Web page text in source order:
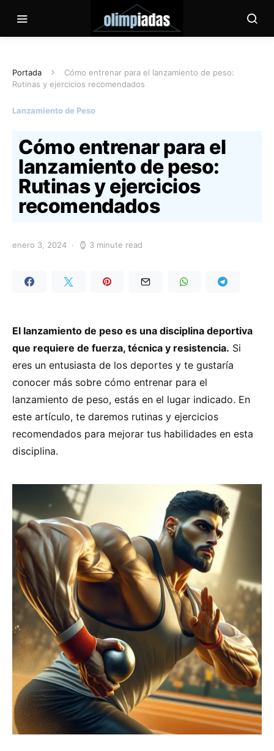
Portada
Cómo entrenar para el lanzamiento de peso:
Rutinas y ejercicios recomendados
Lanzamiento de Peso
Cómo entrenar para el
lanzamiento de peso:
Rutinas y ejercicios
recomendados
enero 3, 2024 3 minute read
El lanzamiento de peso es una disciplina deportiva
que requiere de fuerza, técnica y resistencia. Si
eres un entusiasta de los deportes y te gustaría
conocer más sobre cómo entrenar para el
lanzamiento de peso, estás en el lugar indicado. En
este artículo, te daremos rutinas y ejercicios
recomendados para mejorar tus habilidades en esta
disciplina.